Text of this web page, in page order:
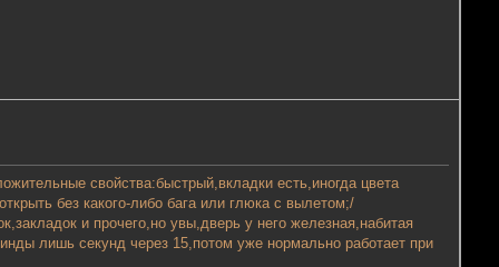
свойства:быстрый,вкладки есть,иногда цвета
без какого-либо бага или глюка с вылетом;/
и прочего,но увы,дверь у него железная,набитая
лишь секунд через 15,потом уже нормально работает при